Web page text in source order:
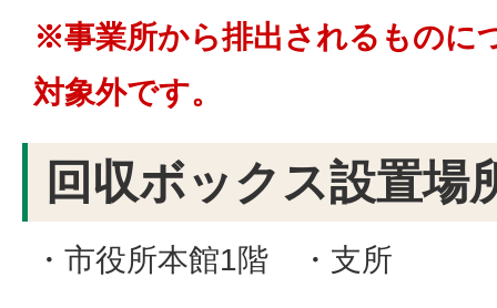
※事業所から排出されるものに
対象外です。
回収ボックス設置場
・市役所本館1階 ・支所